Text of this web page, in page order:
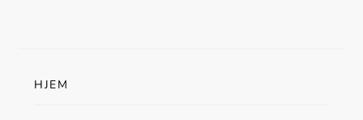
g
HJEM